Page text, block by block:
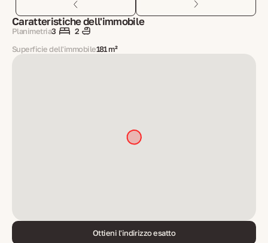
Caratteristiche dell'immobile
Planimetria3
2
Superficie dell'immobile181 m²
Ottieni l'indirizzo esatto